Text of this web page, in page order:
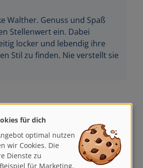
Walther. Genuss und Spaß
Stellenwert ein. Dabei
locker und lebendig ihre
Stil zu finden. Nie verstellt sie
für dich
optimal nutzen
wir Cookies. Die
Dienste zu
für Marketing,